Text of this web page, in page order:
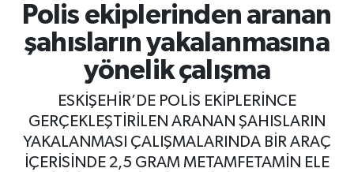
Polis ekiplerinden aranan
şahısların yakalanmasına
yönelik çalışma
ESKİŞEHİR’DE POLİS EKİPLERİNCE
GERÇEKLEŞTİRİLEN ARANAN ŞAHISLARIN
YAKALANMASI ÇALIŞMALARINDA BİR ARAÇ
İÇERİSİNDE 2,5 GRAM METAMFETAMİN ELE